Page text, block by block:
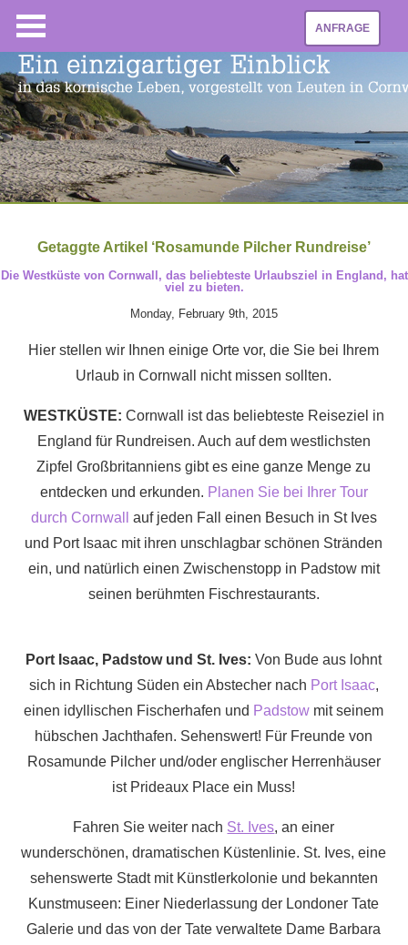
ANFRAGE
Getaggte Artikel ‘Rosamunde Pilcher Rundreise’
Die Westküste von Cornwall, das beliebteste Urlaubsziel in England, hat
viel zu bieten.
Monday, February 9th, 2015
Hier stellen wir Ihnen einige Orte vor, die Sie bei Ihrem
Urlaub in Cornwall nicht missen sollten.
WESTKÜSTE: Cornwall ist das beliebteste Reiseziel in
England für Rundreisen. Auch auf dem westlichsten
Zipfel Großbritanniens gibt es eine ganze Menge zu
entdecken und erkunden. Planen Sie bei Ihrer Tour
durch Cornwall
auf jeden Fall einen Besuch in St Ives
und Port Isaac mit ihren unschlagbar schönen Stränden
ein, und natürlich einen Zwischenstopp in Padstow mit
seinen berühmten Fischrestaurants.
Port Isaac, Padstow und St. Ives:Von Bude aus lohnt
sich in Richtung Süden ein Abstecher nach Port Isaac,
einen idyllischen Fischerhafen und Padstow mit seinem
hübschen Jachthafen. Sehenswert! Für Freunde von
Rosamunde Pilcher und/oder englischer Herrenhäuser
ist Prideaux Place ein Muss!
Fahren Sie weiter nach St. Ives, an einer
wunderschönen, dramatischen Küstenlinie. St. Ives, eine
sehenswerte Stadt mit Künstlerkolonie und bekannten
Kunstmuseen: Einer Niederlassung der Londoner Tate
Galerie und das von der Tate verwaltete Dame Barbara